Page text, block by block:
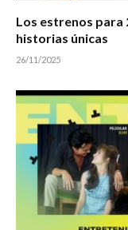
Los estrenos para
historias únicas
26/11/2025